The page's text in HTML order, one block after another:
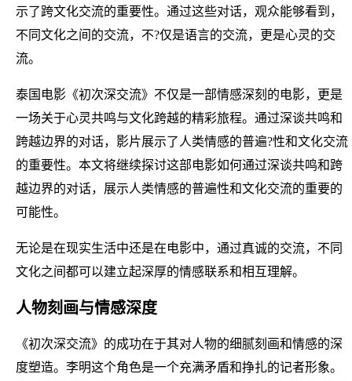
示了跨文化交流的重要性。通过这些对话，观众能够看到，
不同文化之间的交流，不?仅是语言的交流，更是心灵的交
流。
泰国电影《初次深交流》不仅是一部情感深刻的电影，更是
一场关于心灵共鸣与文化跨越的精彩旅程。通过深谈共鸣和
跨越边界的对话，影片展示了人类情感的普遍?性和文化交流
的重要性。本文将继续探讨这部电影如何通过深谈共鸣和跨
越边界的对话，展示人类情感的普遍性和文化交流的重要的
可能性。
无论是在现实生活中还是在电影中，通过真诚的交流，不同
文化之间都可以建立起深厚的情感联系和相互理解。
人物刻画与情感深度
《初次深交流》的成功在于其对人物的细腻刻画和情感的深
度塑造。李明这个角色是一个充满矛盾和挣扎的记者形象。